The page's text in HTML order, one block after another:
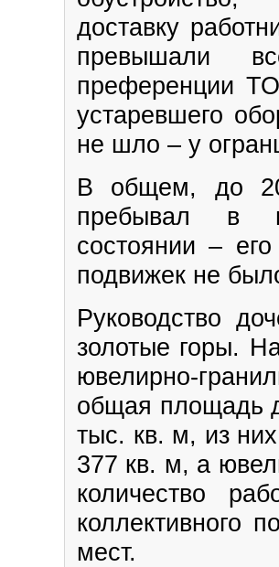
доставку
превышали
преференции
устаревшего
не шло – у
В общем, до
пребывал в
состоянии –
подвижек не
Руководство
золотые горы.
ювелирно-
общая площадь
тыс. кв. м, из
377 кв. м, а
количество
коллективного
мест.